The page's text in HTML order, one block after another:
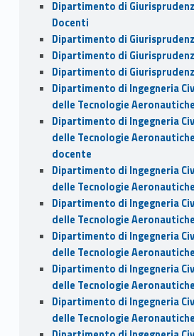
Dipartimento di
Docenti
Dipartimento di
Dipartimento di
Dipartimento di
Dipartimento di Ingegneria
delle Tecnologie
Dipartimento di Ingegneria
delle Tecnologie
docente
Dipartimento di Ingegneria
delle Tecnologie
Dipartimento di Ingegneria
delle Tecnologie
Dipartimento di Ingegneria
delle Tecnologie
Dipartimento di Ingegneria
delle Tecnologie
Dipartimento di Ingegneria
delle Tecnologie